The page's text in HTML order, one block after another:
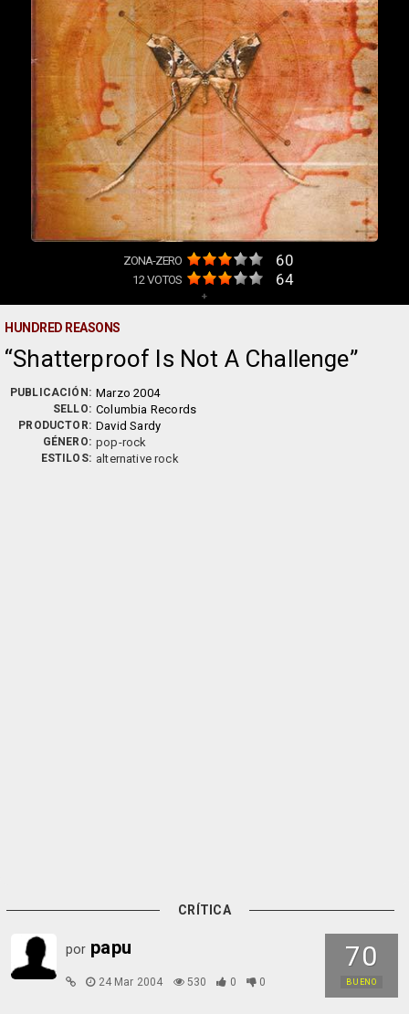
ZONA-ZERO 60
12VOTOS 64
+
HUNDRED REASONS
Shatterproof Is Not A Challenge
PUBLICACIÓN: Marzo 2004
SELLO: Columbia Records
PRODUCTOR: David Sardy
GÉNERO: pop-rock
ESTILOS: alternative rock
CRÍTICA
70
BUENO
por papu
24 Mar 2004 530 0 0